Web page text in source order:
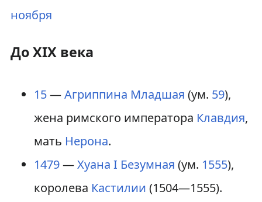
ноября
До XIX века
15—Агриппина Младшая (ум. 59),
жена римского императора Клавдия,
мать Нерона.
1479—Хуана I Безумная (ум. 1555),
королева Кастилии (1504—1555).